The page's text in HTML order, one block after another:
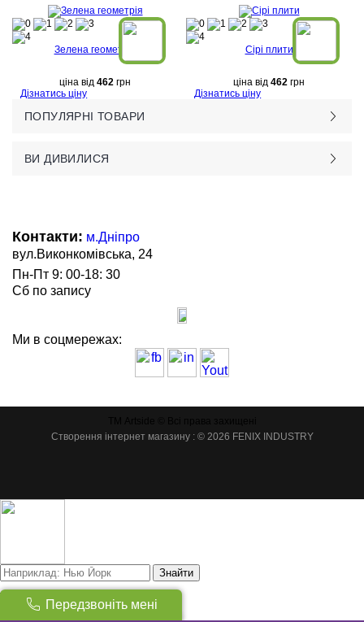
Зелена геометрія
ціна від 462 грн
Дізнатись ціну
Сірі плити
ціна від 462 грн
Дізнатись ціну
ПОПУЛЯРНІ ТОВАРИ
ВИ ДИВИЛИСЯ
Контакти: м.Дніпро
вул.Виконкомівська, 24
Пн-Пт 9: 00-18: 30
Сб по запису
Ми в соцмережах:
Створення інтернет магазину : © 2026 FENIX INDUSTRY
Знайти
Товарів: 0)
0грнПередзвоніть мені